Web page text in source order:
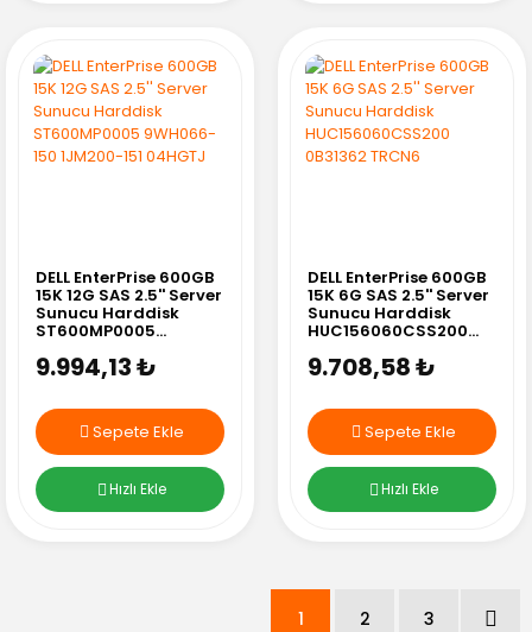
DELL EnterPrise 600GB
15K 12G SAS 2.5'' Server
Sunucu Harddisk
ST600MP0005
151 04HGTJ
9.994,13 ₺
Sepete Ekle
Hızlı Ekle
DELL EnterPrise 600GB
15K 6G SAS 2.5'' Server
Sunucu Harddisk
HUC156060CSS200
9.708,58 ₺
Sepete Ekle
Hızlı Ekle
1 2 3